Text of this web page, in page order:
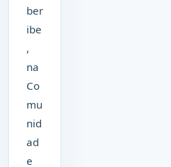
ber
ibe
,
na
Co
mu
nid
ad
e